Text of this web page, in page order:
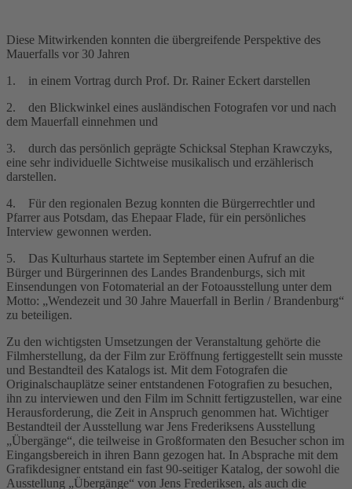
Diese Mitwirkenden konnten die übergreifende Perspektive des
Mauerfalls vor 30 Jahren
1. in einem Vortrag durch Prof. Dr. Rainer Eckert darstellen
2. den Blickwinkel eines ausländischen Fotografen vor und nach
dem Mauerfall einnehmen und
3. durch das persönlich geprägte Schicksal Stephan Krawczyks,
eine sehr individuelle Sichtweise musikalisch und erzählerisch
darstellen.
4. Für den regionalen Bezug konnten die Bürgerrechtler und
Pfarrer aus Potsdam, das Ehepaar Flade, für ein persönliches
Interview gewonnen werden.
5. Das Kulturhaus startete im September einen Aufruf an die
Bürger und Bürgerinnen des Landes Brandenburgs, sich mit
Einsendungen von Fotomaterial an der Fotoausstellung unter dem
Motto: „Wendezeit und 30 Jahre Mauerfall in Berlin / Brandenburg“
zu beteiligen.
Zu den wichtigsten Umsetzungen der Veranstaltung gehörte die
Filmherstellung, da der Film zur Eröffnung fertiggestellt sein musste
und Bestandteil des Katalogs ist. Mit dem Fotografen die
Originalschauplätze seiner entstandenen Fotografien zu besuchen,
ihn zu interviewen und den Film im Schnitt fertigzustellen, war eine
Herausforderung, die Zeit in Anspruch genommen hat. Wichtiger
Bestandteil der Ausstellung war Jens Frederiksens Ausstellung
„Übergänge“, die teilweise in Großformaten den Besucher schon im
Eingangsbereich in ihren Bann gezogen hat. In Absprache mit dem
Grafikdesigner entstand ein fast 90-seitiger Katalog, der sowohl die
Ausstellung „Übergänge“ von Jens Frederiksen, als auch die